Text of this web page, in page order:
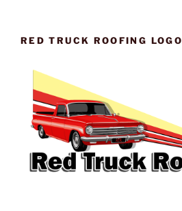
RED TRUCK ROOFING LOGO